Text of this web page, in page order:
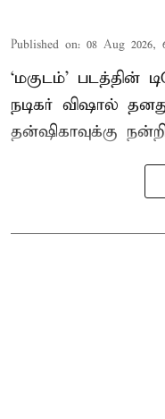
Published on: 08 Aug 2026,
‘மகுடம்’ படத்தின்
நடிகர் விஷால்
தன்ஷிகாவுக்கு